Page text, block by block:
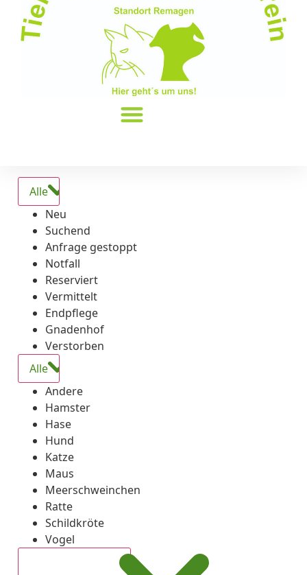
Alle
Neu
Suchend
Anfrage gestoppt
Notfall
Reserviert
Vermittelt
Endpflege
Gnadenhof
Verstorben
Alle
Andere
Hamster
Hase
Hund
Katze
Maus
Meerschweinchen
Ratte
Schildkröte
Vogel